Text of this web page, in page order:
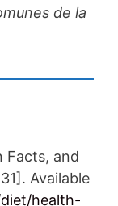
de la
Facts, and
Available
health-